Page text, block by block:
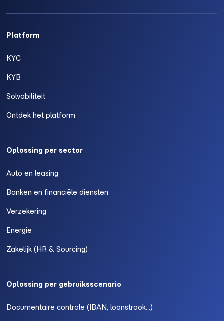
Platform
KYC
KYB
Solvabiliteit
Ontdek het platform
Oplossing per sector
Auto en leasing
Banken en financiële diensten
Verzekering
Energie
Zakelijk (HR & Sourcing)
Oplossing per gebruiksscenario
Documentaire controle (IBAN, loonstrook...)